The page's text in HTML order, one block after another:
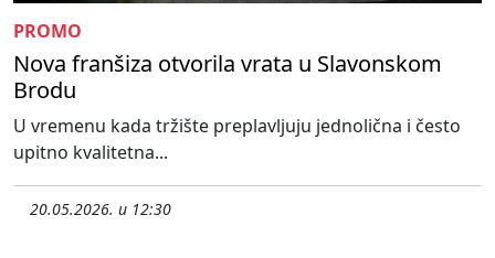
PROMO
Nova franšiza otvorila vrata u Slavonskom
Brodu
U vremenu kada tržište preplavljuju jednolična i često
upitno kvalitetna...
20.05.2026. u 12:30